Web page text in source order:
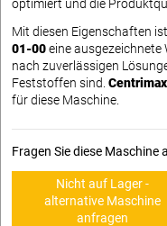
optimiert und die
Mit diesen Eigenschaften
01-00eine ausgezeichnete
nach zuverlässigen
Feststoffen sind. Centrimax
für diese Maschine.
Fragen Sie diese Maschine
Nicht auf Lager -
alternative Maschine
anfragen